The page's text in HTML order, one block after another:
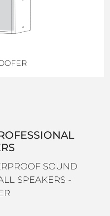
SOUND
SPEAKERS -